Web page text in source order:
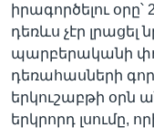
իրագործելու
դեռևս չէր լրացել
պարբերականի
դեռահասների
երկուշաբթի օրն
երկրորդ լսումը,